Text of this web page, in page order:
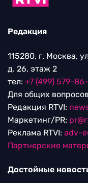
Редакция
115280, г. Москва,
д. 26, этаж 2
тел: +7 (499) 579-
Для общих
Редакция RTVI:
Маркетинг/PR:
Реклама RTVI: adv-
Партнерские
Достойные